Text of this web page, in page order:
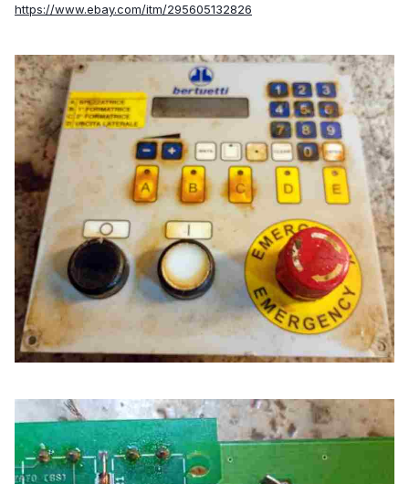
https://www.ebay.com/itm/295605132826